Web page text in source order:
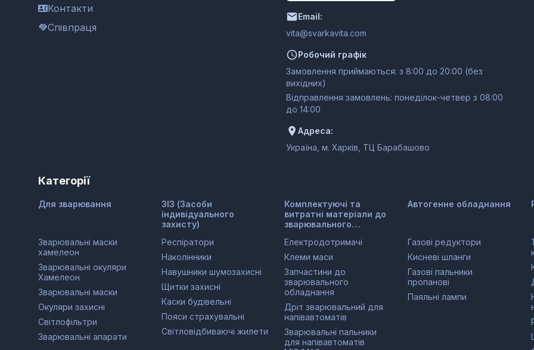
Контакти
Співпраця
Email:
moc.ativakravs@ativ
Робочий графік
Замовлення приймаються: з 8:00 до 20:00 (без
вихідних)
Відправлення замовлень: понеділок-четвер з 08:00
до 14:00
Адреса:
Україна, м. Харків, ТЦ Барабашово
Категорії
Для зварювання
Зварювальні маски
хамелеон
Зварювальні окуляри
Хамелеон
Зварювальні маски
Окуляри захисні
Світлофільтри
Зварювальні апарати
ЗІЗ (Засоби
індивідуального
захисту)
Респіратори
Наколінники
Навушники шумозахисні
Щитки захисні
Каски будівельні
Пояси страхувальні
Світловідбиваючі жилети
Комплектуючі та
витратні матеріали до
зварювального
Електродотримачі
Клеми маси
Запчастини до
зварювального
обладнання
Дріт зварювальний для
напівавтоматів
Зварювальні пальники
для напівавтоматів
Автогенне обладнання
Газові редуктори
Кисневі шланги
Газові пальники
пропанові
Паяльні лампи